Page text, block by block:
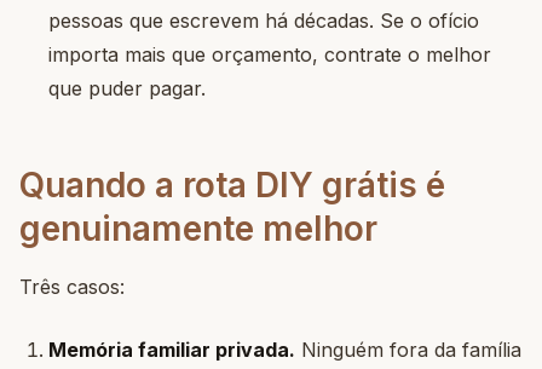
pessoas que escrevem há décadas. Se o ofício
importa mais que orçamento, contrate o melhor
que puder pagar.
Quando a rota DIY grátis é
genuinamente melhor
Três casos:
Memória familiar privada. Ninguém fora da família